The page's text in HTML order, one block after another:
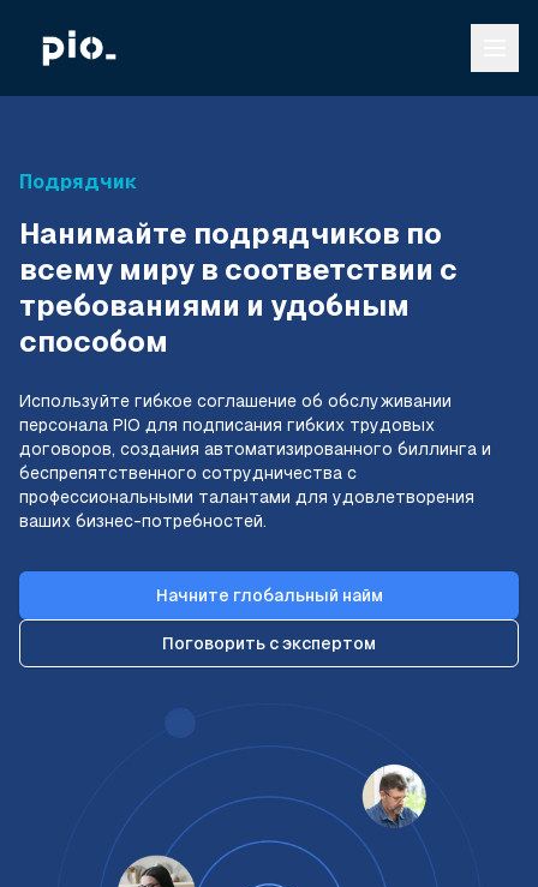
Подрядчик
Нанимайте подрядчиков по
всему миру в соответствии с
требованиями и удобным
способом
Используйте гибкое соглашение об обслуживании
персонала PIO для подписания гибких трудовых
договоров, создания автоматизированного биллинга и
беспрепятственного сотрудничества с
профессиональными талантами для удовлетворения
ваших бизнес-потребностей.
Начните глобальный найм
Поговорить с экспертом